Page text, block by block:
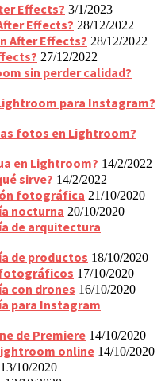
Effects? 3/1/2023
Effects? 28/12/2022
After Effects? 28/12/2022
27/12/2022
sin perder calidad?
para Instagram?
fotos en Lightroom?
en Lightroom? 14/2/2022
sirve? 14/2/2022
fotográfica 21/10/2020
nocturna 20/10/2020
de arquitectura
de productos 18/10/2020
17/10/2020
con drones 16/10/2020
para Instagram
de Premiere 14/10/2020
online 14/10/2020
13/10/2020